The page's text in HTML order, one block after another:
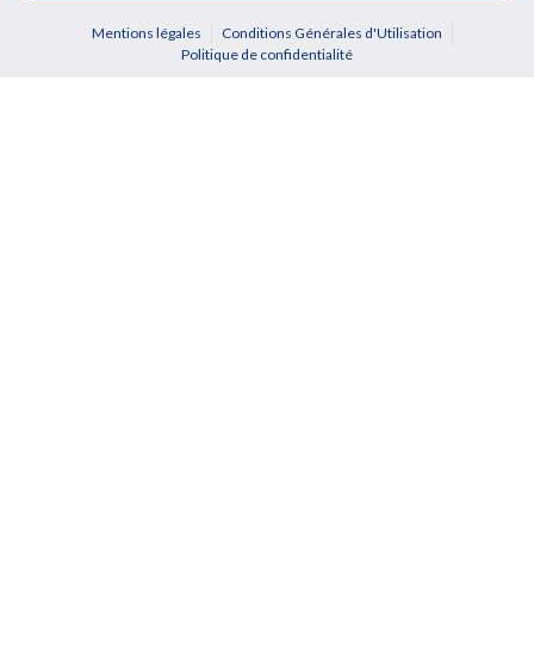
Mentions légales
Conditions Générales d'Utilisation
Politique de confidentialité